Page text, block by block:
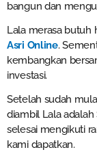
bangun dan
Lala merasa butuh
Asri Online.
kembangkan
investasi.
Setelah sudah
diambil Lala
selesai mengikuti
kami dapatkan.